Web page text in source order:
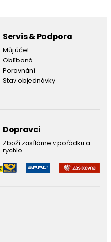
Servis & Podpora
Můj účet
Oblíbené
Porovnání
Stav objednávky
Dopravci
Zboží zasíláme v pořádku a
rychle